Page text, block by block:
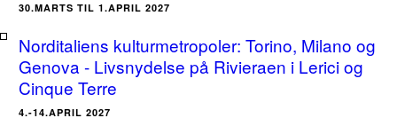
30.MARTS TIL 1.APRIL 2027
Norditaliens kulturmetropoler: Torino, Milano og
Genova - Livsnydelse på Rivieraen i Lerici og
Cinque Terre
4.-14.APRIL 2027